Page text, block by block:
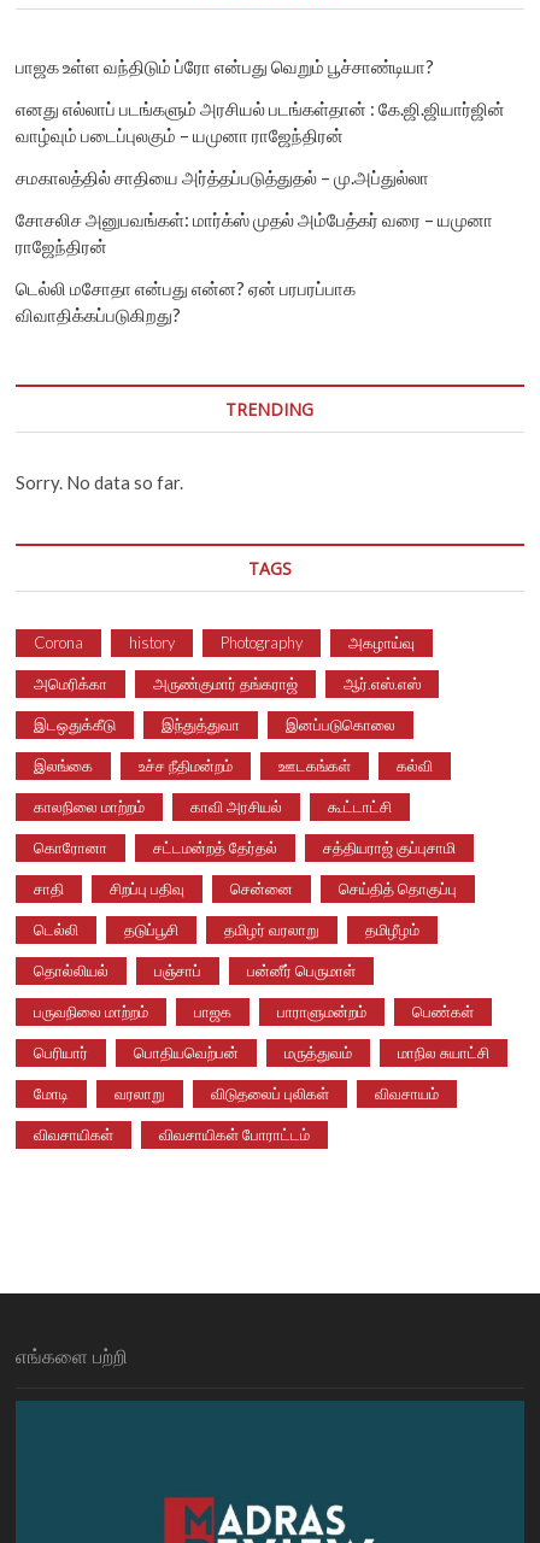
பாஜக உள்ள வந்திடும் ப்ரோ என்பது வெறும் பூச்சாண்டியா?
எனது எல்லாப் படங்களும் அரசியல் படங்கள்தான் : கே.ஜி.ஜியார்ஜின்
வாழ்வும் படைப்புலகும் – யமுனா ராஜேந்திரன்
சமகாலத்தில் சாதியை அர்த்தப்படுத்துதல் – மு.அப்துல்லா
சோசலிச அனுபவங்கள்: மார்க்ஸ் முதல் அம்பேத்கர் வரை – யமுனா
ராஜேந்திரன்
டெல்லி மசோதா என்பது என்ன? ஏன் பரபரப்பாக
விவாதிக்கப்படுகிறது?
TRENDING
Sorry. No data so far.
TAGS
Corona history Photography அகழாய்வு
அமெரிக்கா அருண்குமார் தங்கராஜ் ஆர்.எஸ்.எஸ்
இடஒதுக்கீடு இந்துத்துவா இனப்படுகொலை
இலங்கை உச்ச நீதிமன்றம் ஊடகங்கள் கல்வி
காலநிலை மாற்றம் காவி அரசியல் கூட்டாட்சி
கொரோனா சட்டமன்றத் தேர்தல் சத்தியராஜ் குப்புசாமி
சாதி சிறப்பு பதிவு சென்னை செய்தித் தொகுப்பு
டெல்லி தடுப்பூசி தமிழர் வரலாறு தமிழீழம்
தொல்லியல் பஞ்சாப் பன்னீர் பெருமாள்
பருவநிலை மாற்றம் பாஜக பாராளுமன்றம் பெண்கள்
பெரியார் பொதியவெற்பன் மருத்துவம் மாநில சுயாட்சி
மோடி வரலாறு விடுதலைப் புலிகள் விவசாயம்
விவசாயிகள் விவசாயிகள் போராட்டம்
எங்களை பற்றி